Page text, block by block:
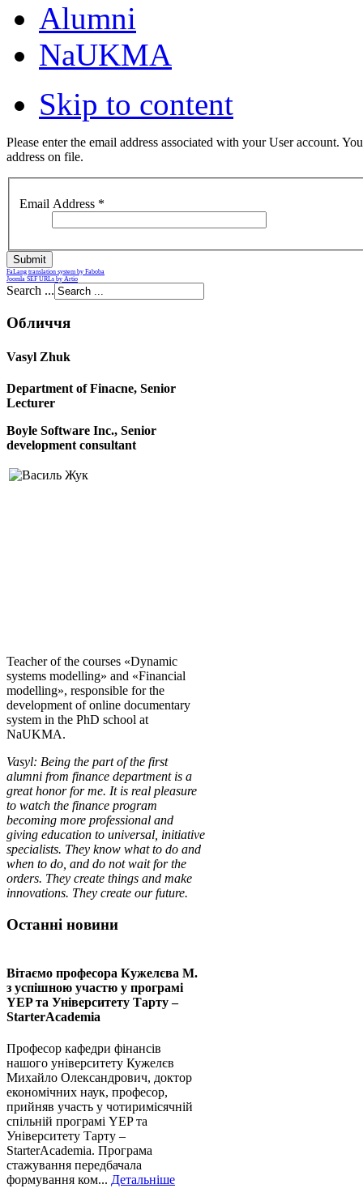
Alumni
NaUKMA
Skip to content
Please enter the email address associated with your User account.
address on file.
Email Address *
Submit
FaLang translation system by Faboba
Joomla SEF URLs by Artio
Search ...
Обличчя
Vasyl Zhuk
Department of Finacne, Senior
Lecturer
Boyle Software Inc., Senior
development consultant
Teacher of the courses «Dynamic
systems modelling» and «Financial
modelling», responsible for the
development of online documentary
system in the PhD school at
NaUKMA.
Vasyl: Being the part of the first
alumni from finance department is a
great honor for me. It is real pleasure
to watch the finance program
becoming more professional and
giving education to universal, initiative
specialists. They know what to do and
when to do, and do not wait for the
orders. They create things and make
innovations. They create our future.
Останні новини
Вітаємо професора Кужелєва М.
з успішною участю у програмі
YEP та Університету Тарту –
StarterAcademia
Професор кафедри фінансів
нашого університету Кужелєв
Михайло Олександрович, доктор
економічних наук, професор,
прийняв участь у чотиримісячній
спільній програмі YEP та
Університету Тарту –
StarterAcademia. Програма
стажування передбачала
формування ком... Детальніше